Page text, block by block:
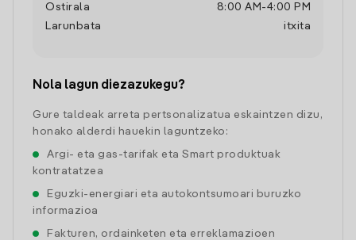
Ostirala
8:00 AM -4:00 PM
Larunbata
itxita
Nola lagun diezazukegu?
Gure taldeak arreta pertsonalizatua eskaintzen dizu,
honako alderdi hauekin laguntzeko:
Argi- eta gas-tarifak eta Smart produktuak
kontratatzea
Eguzki-energiari eta autokontsumoari buruzko
informazioa
Fakturen, ordainketen eta erreklamazioen